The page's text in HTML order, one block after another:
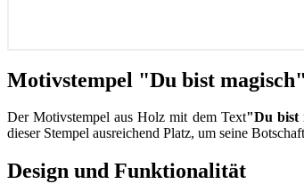
Motivstempel "Du bist magisch"
Der Motivstempel aus Holz mit dem Text"Du bist
dieser Stempel ausreichend Platz, um seine
Design und Funktionalität